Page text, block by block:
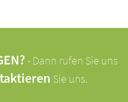
- Dann rufen Sie uns
Sie uns.